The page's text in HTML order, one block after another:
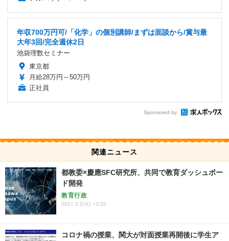
年収700万円可/「化学」の個別講師/まずは面談から/賞与最
大年3回/完全週休2日
池袋理数セミナー
東京都
月給28万円～50万円
正社員
Sponsored by
関連ニュース
都教委×慶應SFC研究所、共同で教育ダッシュボー
ド開発
教育行政
2021.3.2(火) 13:20
コロナ禍の授業、関大が対面授業再開後に学生ア